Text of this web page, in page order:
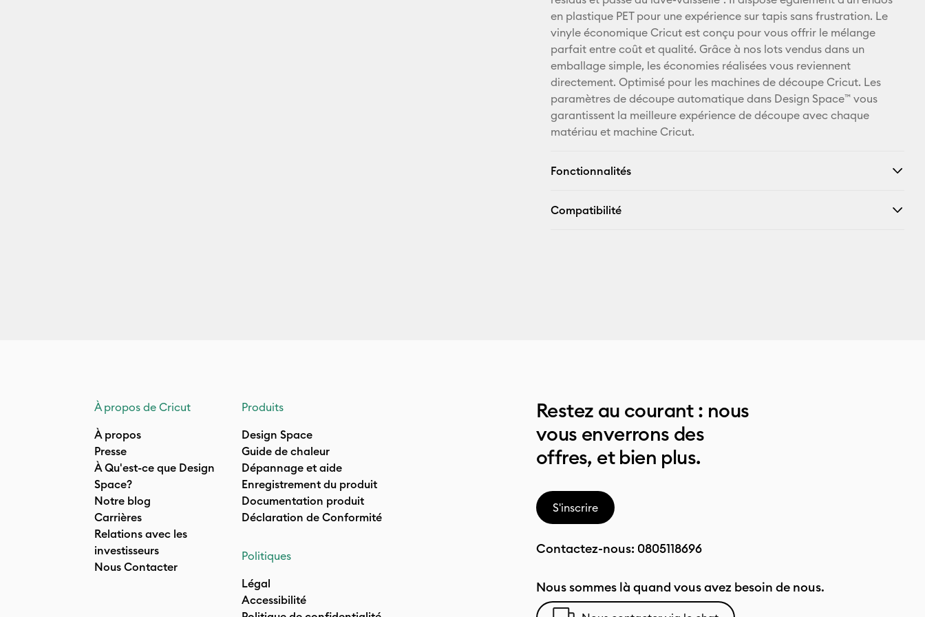
X
en plastique PET pour une expérience sur tapis sans frustration. Le
vinyle économique Cricut est conçu pour vous offrir le mélange
parfait entre coût et qualité. Grâce à nos lots vendus dans un
emballage simple, les économies réalisées vous reviennent
directement. Optimisé pour les machines de découpe Cricut. Les
paramètres de découpe automatique dans Design Space™ vous
garantissent la meilleure expérience de découpe avec chaque
matériau et machine Cricut.
Fonctionnalités
Compatibilité
À propos de Cricut
À propos
Presse
À Qu'est-ce que Design
Space?
Notre blog
Carrières
Relations avec les
investisseurs
Nous Contacter
Produits
Design Space
Guide de chaleur
Dépannage et aide
Enregistrement du produit
Documentation produit
Déclaration de Conformité
Politiques
Légal
Accessibilité
Restez au courant : nous
vous enverrons des
offres, et bien plus.
S'inscrire
Contactez-nous: 0805118696
Nous sommes là quand vous avez besoin de nous.